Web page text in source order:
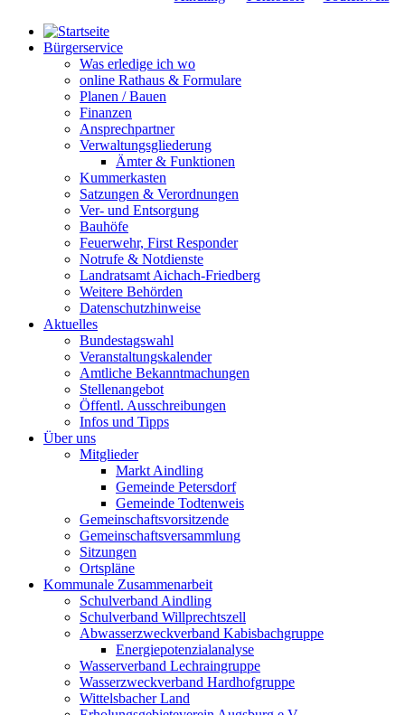
Bürgerservice
Was erledige ich wo
online Rathaus & Formulare
Planen / Bauen
Finanzen
Ansprechpartner
Verwaltungsgliederung
Ämter & Funktionen
Kummerkasten
Satzungen & Verordnungen
Ver- und Entsorgung
Bauhöfe
Feuerwehr, First Responder
Notrufe & Notdienste
Landratsamt Aichach-Friedberg
Weitere Behörden
Datenschutzhinweise
Aktuelles
Bundestagswahl
Veranstaltungskalender
Amtliche Bekanntmachungen
Stellenangebot
Öffentl. Ausschreibungen
Infos und Tipps
Über uns
Mitglieder
Markt Aindling
Gemeinde Petersdorf
Gemeinde Todtenweis
Gemeinschaftsvorsitzende
Gemeinschaftsversammlung
Sitzungen
Ortspläne
Kommunale Zusammenarbeit
Schulverband Aindling
Schulverband Willprechtszell
Abwasserzweckverband Kabisbachgruppe
Energiepotenzialanalyse
Wasserverband Lechraingruppe
Wasserzweckverband Hardhofgruppe
Wittelsbacher Land